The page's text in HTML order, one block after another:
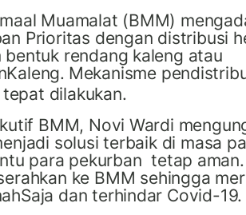
Muamalat (BMM)
Prioritas dengan distribusi
bentuk rendang kaleng atau
Mekanisme
dilakukan.
BMM, Novi Wardi
solusi terbaik di masa
para pekurban tetap aman
ke BMM sehingga
dan terhindar Covid-19.